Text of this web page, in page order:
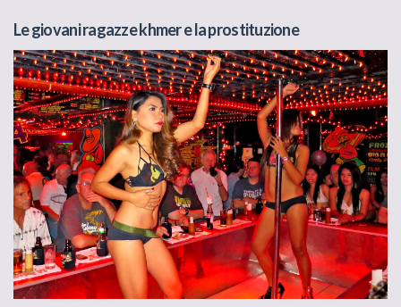
Le giovani ragazze khmer e la prostituzione